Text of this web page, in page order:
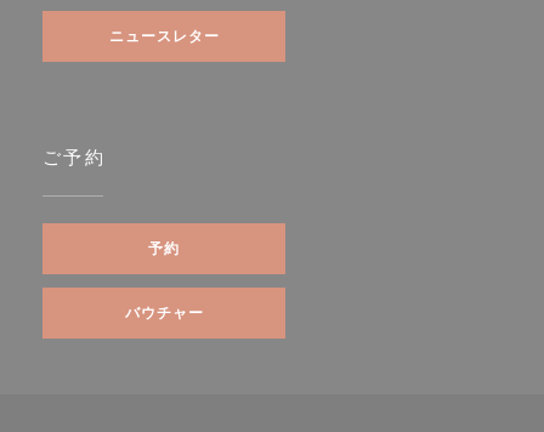
ニュースレター
ご予約
予約
バウチャー